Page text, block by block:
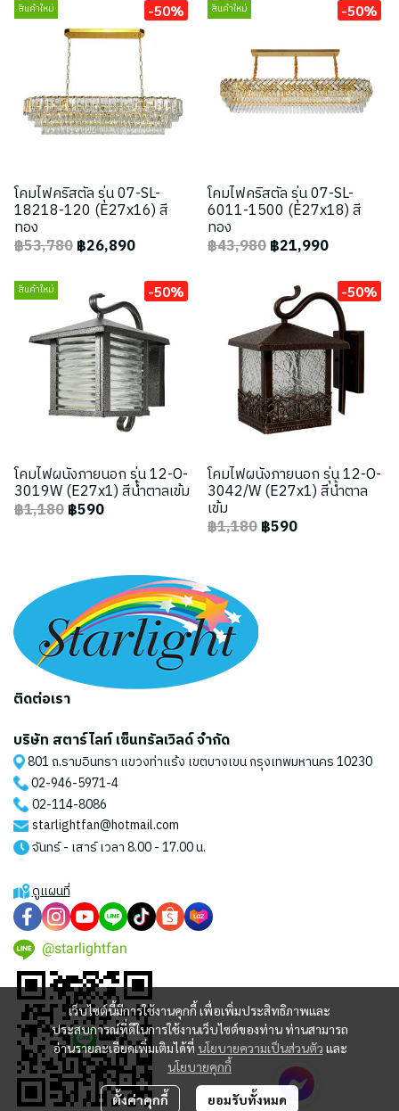
สินค้าใหม่ -50%
โคมไฟคริสตัล รุ่น 07-SL-
18218-120 (E27x16) สี
ทอง
฿53,780฿26,890
สินค้าใหม่ -50%
โคมไฟคริสตัล รุ่น 07-SL-
6011-1500 (E27x18) สี
ทอง
฿43,980฿21,990
สินค้าใหม่ -50%
โคมไฟผนังภายนอก รุ่น 12-O-
3019W (E27x1) สีน้ำตาลเข้ม
฿1,180฿590
-50%
โคมไฟผนังภายนอก รุ่น 12-O-
3042/W (E27x1) สีน้ำตาล
เข้ม
฿1,180฿590
เว็บไซต์นี้มีการใช้งานคุกกี้ เพื่อเพิ่มประสิทธิภาพและ
ประสบการณ์ที่ดีในการใช้งานเว็บไซต์ของท่าน ท่านสามารถ
อ่านรายละเอียดเพิ่มเติมได้ที่ นโยบายความเป็นส่วนตัว และ
นโยบายคุกกี้
ตั้งค่าคุกกี้ ยอมรับทั้งหมด
ติดต่อเรา
บริษัท สตาร์ไลท์ เซ็นทรัลเวิลด์ จำกัด
801 ถ.รามอินทรา แขวงท่าแร้ง เขตบางเขน กรุงเทพมหานคร 10230
02-946-5971-4
02-114-8086
starlightfan@hotmail.com
จันทร์ - เสาร์ เวลา 8.00 - 17.00 น.
ดูแผนที่
@starlightfan